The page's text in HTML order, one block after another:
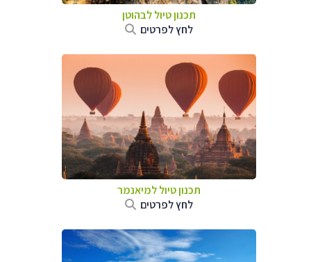
תכנון טיול לבהוטן
לחץ לפרטים
תכנון טיוללמיאנמר
לחץ לפרטים